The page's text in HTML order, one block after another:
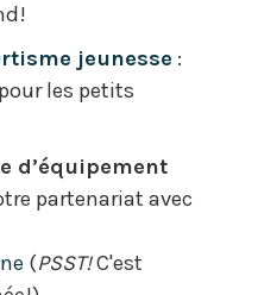
jeunesse :
les petits
d’équipement
partenariat avec
(PSST!C'est